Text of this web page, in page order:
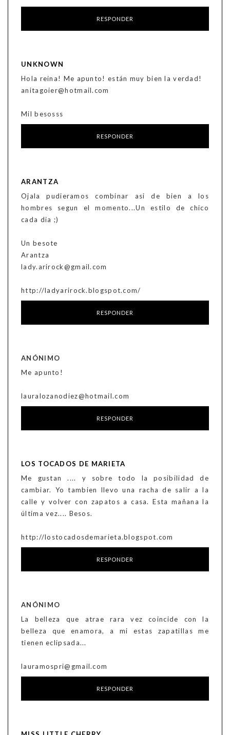
RESPONDER
UNKNOWN
Hola reina! Me apunto! están muy bien la verdad!
anitagoier@hotmail.com
Mil besosss
RESPONDER
ARANTZA
Ojala pudieramos combinar asi de bien a los
hombres segun el momento...Un estilo de chico
cada dia ;)
Un besote
Arantza
lady.arirock@gmail.com
http://ladyarirock.blogspot.com/
RESPONDER
ANÓNIMO
Me apunto!
lauralozanodiez@hotmail.com
RESPONDER
LOS TOCADOS DE MARIETA
Me gustan .... y sobre todo la posibilidad de
cambiar. Yo tambien llevo una racha de salir a la
calle y volver con zapatos a casa. Esta mañana la
última vez.... Besos.
http://lostocadosdemarieta.blogspot.com
RESPONDER
ANÓNIMO
La belleza que atrae rara vez coincide con la
belleza que enamora, a mi estas zapatillas me
tienen eclipsada...
lauramospri@gmail.com
RESPONDER